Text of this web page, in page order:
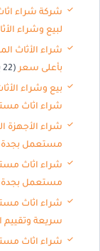
شركة شراء
لبيع وشراء
شراء الأثاث
بأعلى سعر (22 يوليو، 2026)
بيع وشراء
شراء اثاث
شراء الأجهزة
مستعمل بجدة -
شراء اثاث
مستعمل بجدة -
شراء اثاث
سريعة وتقييم
شراء اثاث